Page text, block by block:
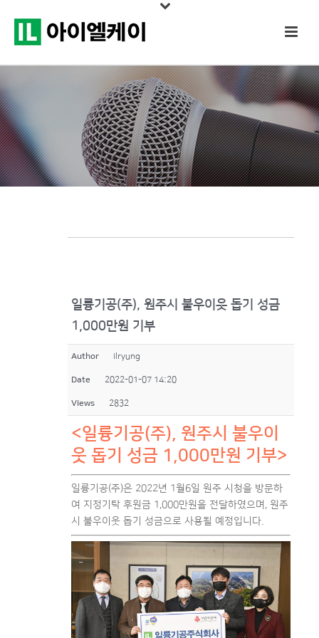
일륭기공(주), 원주시 불우이웃 돕기 성금
1,000만원 기부
Author ilryung
Date 2022-01-07 14:20
Views 2832
<일륭기공(주), 원주시 불우이
웃 돕기 성금 1,000만원 기부>
일륭기공(주)은 2022년 1월6일 원주 시청을 방문하
여 지정기탁 후원금 1,000만원을 전달하였으며, 원주
시 불우이웃 돕기 성금으로 사용될 예정입니다.